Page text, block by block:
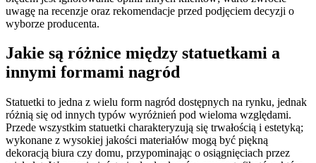
uwagę na recenzje oraz rekomendacje przed podjęciem decyzji o
wyborze producenta.
Jakie są różnice między statuetkami a
innymi formami nagród
Statuetki to jedna z wielu form nagród dostępnych na rynku, jednak
różnią się od innych typów wyróżnień pod wieloma względami.
Przede wszystkim statuetki charakteryzują się trwałością i estetyką;
wykonane z wysokiej jakości materiałów mogą być piękną
dekoracją biura czy domu, przypominając o osiągnięciach przez